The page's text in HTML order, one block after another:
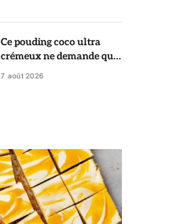
Ce pouding coco ultra
crémeux ne demande que
5 minutes de préparation
7 août 2026